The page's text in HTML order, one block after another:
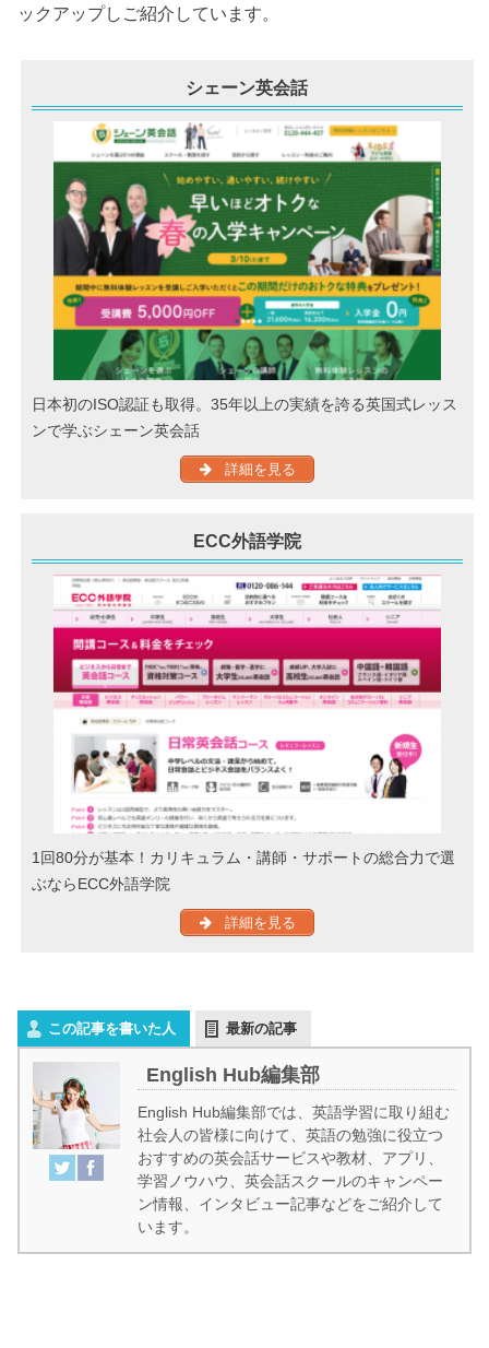
ックアップしご紹介しています。
シェーン英会話
日本初のISO認証も取得。35年以上の実績を誇る英国式レッス
ンで学ぶシェーン英会話
詳細を見る
ECC外語学院
1回80分が基本！カリキュラム・講師・サポートの総合力で選
ぶならECC外語学院
詳細を見る
この記事を書いた人 最新の記事
English Hub編集部
English Hub編集部では、英語学習に取り組む
社会人の皆様に向けて、英語の勉強に役立つ
おすすめの英会話サービスや教材、アプリ、
学習ノウハウ、英会話スクールのキャンペー
ン情報、インタビュー記事などをご紹介して
います。